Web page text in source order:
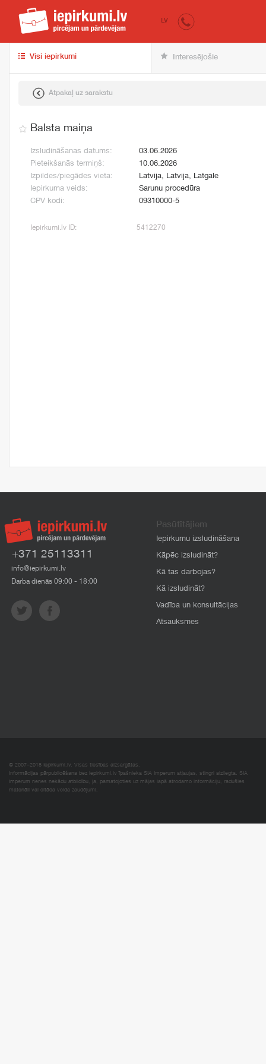
iepirkumi.lv
LV
Visi iepirkumi Interesējošie
Atpakaļ uz sarakstu
Balsta maiņa
Izsludināšanas datums:
03.06.2026
Pieteikšanās termiņš:
10.06.2026
Izpildes/piegādes vieta:
Latvija, Latvija, Latgale
Iepirkuma veids:
Sarunu procedūra
CPV kodi:
09310000-5
Iepirkumi.lv ID: 5412270
+371 25113311
info@iepirkumi.lv
Darba dienās 09:00 - 18:00
Pasūtītājiem
Iepirkumu izsludināšana
Kāpēc izsludināt?
Kā tas darbojas?
Kā izsludināt?
Vadība un konsultācijas
Atsauksmes
© 2007–2018 Iepirkumi.lv. Visas tiesības aizsargātas.
Informācijas pārpublicēšana bez iepirkumi.lv īpašnieka SIA Imperum atļaujas, stingri aizliegta. SIA
Imperum nenes nekādu atbildību, ja, pamatojoties uz mājas lapā atrodamo informāciju, radušies
materiāli vai citāda veida zaudējumi.